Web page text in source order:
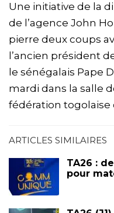
Une initiative de la
de l’agence John
pierre deux coups
l’ancien président
le sénégalais Pape
mardi dans la salle
fédération togolaise
ARTICLES SIMILAIRES
TA26 :
pour